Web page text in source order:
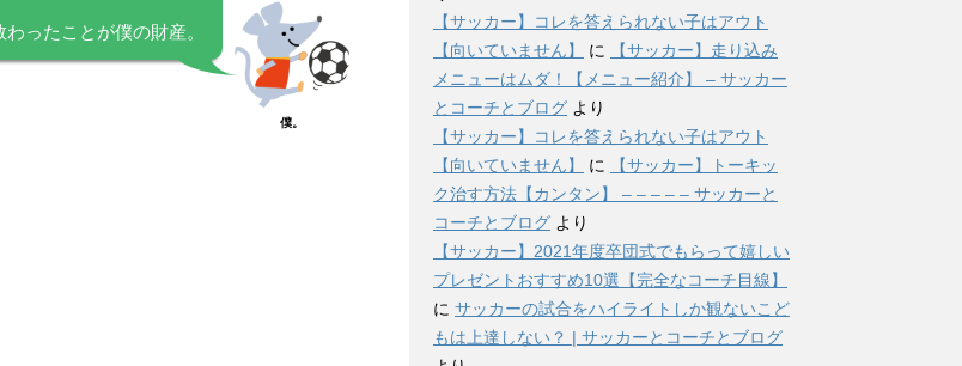
ったことが僕の財産。
僕。
【サッカー】コレを答えられない子はアウト
【向いていません】
に
【サッカー】走り込み
メニューはムダ！【メニュー紹介】 – サッカー
とコーチとブログ より
【サッカー】コレを答えられない子はアウト
【向いていません】
に
【サッカー】トーキッ
ク治す方法【カンタン】 – – – – – サッカーと
コーチとブログ より
【サッカー】2021年度卒団式でもらって嬉しい
プレゼントおすすめ10選【完全なコーチ目線】
に サッカーの試合をハイライトしか観ないこど
もは上達しない？ | サッカーとコーチとブログ